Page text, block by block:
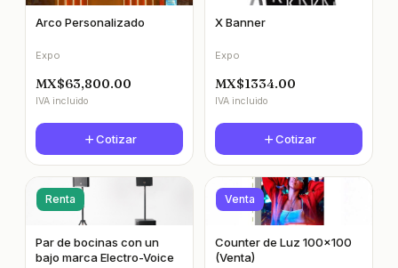
Arco Personalizado
Expo
MX$63,800.00
IVA incluido
Cotizar
X Banner
Expo
MX$1334.00
IVA incluido
Cotizar
Renta
Par de bocinas con un
bajo marca Electro-Voice
Venta
Counter de Luz 100x100
(Venta)